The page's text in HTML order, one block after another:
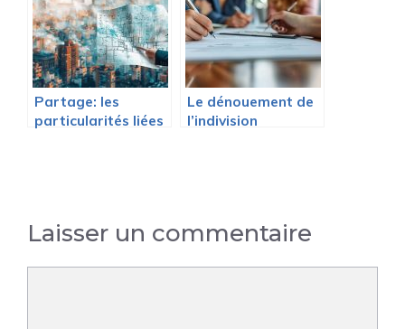
Partage: les
particularités liées
Le dénouement de
l’indivision
Laisser un commentaire